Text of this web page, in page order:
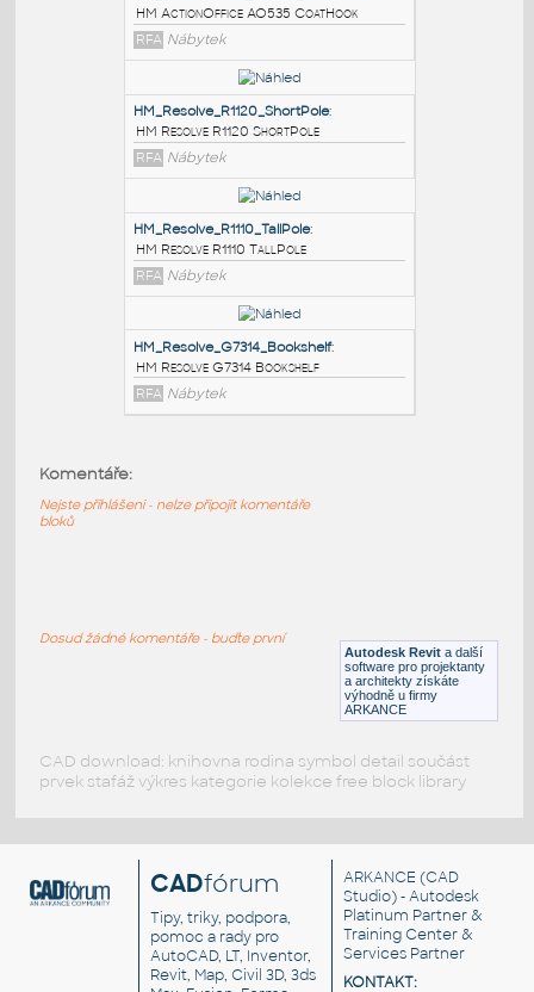
PODOBNÉ BLOKY
HM_ActionOffice_AO535_CoatHook
HM ActionOffice AO535 CoatHook
RFA Nábytek
HM_Resolve_R1120_ShortPole:
HM Resolve R1120 ShortPole
RFA Nábytek
HM Resolve R1110 TallPole
HM Resolve G7314 Bookshelf
Autodesk Revit a další
software pro projektanty
a architekty získáte
výhodně u firmy
ARKANCE
Komentáře:
Nejste přihlášeni - nelze připojit komentáře
bloků
Dosud žádné komentáře - buďte první
CAD download: knihovna rodina symbol detail součást
prvek stafáž výkres kategorie kolekce free block library
CADfórum
Tipy, triky, podpora,
pomoc a rady pro
AutoCAD, LT, Inventor,
Revit, Map, Civil 3D, 3ds
ARKANCE (CAD
Studio) - Autodesk
Platinum Partner &
Training Center &
Services Partner
KONTAKT: